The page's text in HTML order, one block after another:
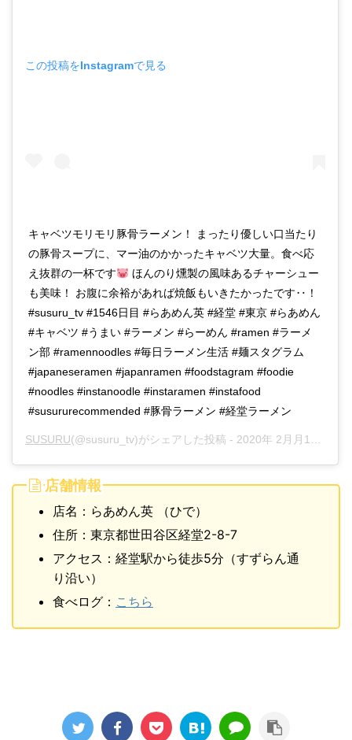
この投稿をInstagramで見る
キャベツモリモリ豚骨ラーメン！ まったり優しい口当たり
の豚骨スープに、マー油のかかったキャベツ大量。食べ応
え抜群の一杯です
ほんのり燻製の風味あるチャーシュー
も美味！ お腹に余裕があれば焼飯もいきたかったです‥！
#susuru_tv #1546日目 #らあめん英 #経堂 #東京 #らあめん
#キャベツ #うまい #ラーメン #らーめん #ramen #ラーメ
ン部 #ramennoodles #毎日ラーメン生活 #麺スタグラム
#japaneseramen #japanramen #foodstagram #foodie
#noodles #instanoodle #instaramen #instafood
#susururecommended #豚骨ラーメン #経堂ラーメン
SUSURU(@susuru_tv)がシェアした投稿 - 2020年 2月月13日午後4時56分PST
店舗情報
店名：らあめん英 （ひで）
住所：東京都世田谷区経堂2-8-7
アクセス：経堂駅から徒歩5分（すずらん通
り沿い）
食べログ： こちら